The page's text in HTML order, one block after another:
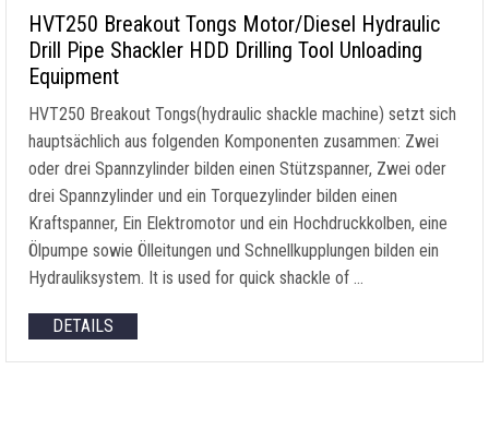
HVT250 Breakout Tongs Motor/Diesel Hydraulic
Drill Pipe Shackler HDD Drilling Tool Unloading
Equipment
HVT250 Breakout Tongs(hydraulic shackle machine) setzt sich
hauptsächlich aus folgenden Komponenten zusammen: Zwei
oder drei Spannzylinder bilden einen Stützspanner, Zwei oder
drei Spannzylinder und ein Torquezylinder bilden einen
Kraftspanner, Ein Elektromotor und ein Hochdruckkolben, eine
Ölpumpe sowie Ölleitungen und Schnellkupplungen bilden ein
Hydrauliksystem. It is used for quick shackle of …
DETAILS